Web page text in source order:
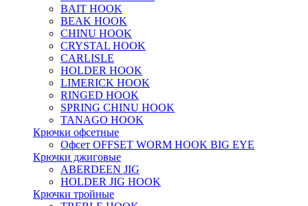
BAIT HOOK
BEAK HOOK
CHINU HOOK
CRYSTAL HOOK
CARLISLE
HOLDER HOOK
LIMERICK HOOK
RINGED HOOK
SPRING CHINU HOOK
TANAGO HOOK
Крючки офсетные
Офсет OFFSET WORM HOOK BIG EYE
Крючки джиговые
ABERDEEN JIG
HOLDER JIG HOOK
Крючки тройные